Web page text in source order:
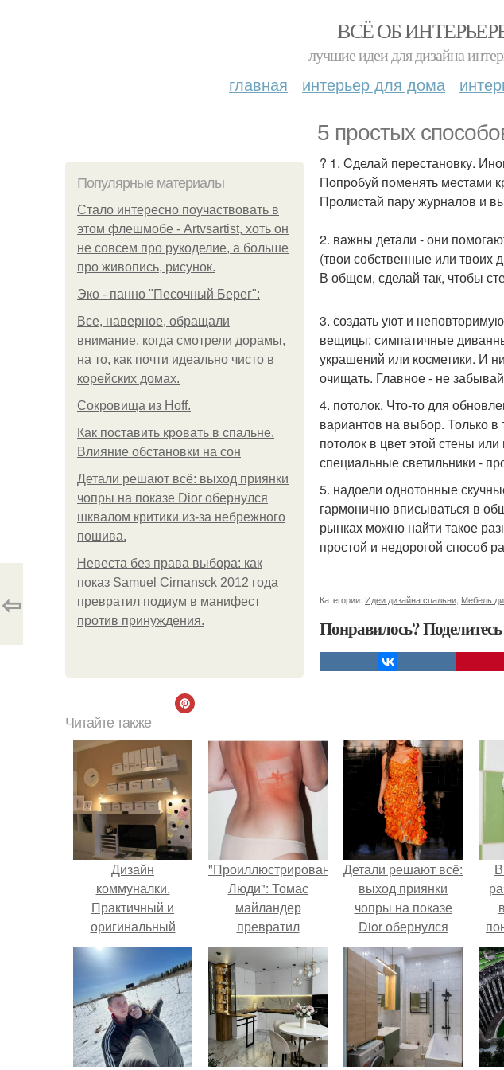
ВСЁ ОБ
лучшие идеи для дизайна
главная интерьер для дома
5 простых
Популярные материалы
Стало интересно поучаствовать в
этом флешмобе - Artvsartist, хоть он
не совсем про рукоделие, а больше
про живопись, рисунок.
Эко - панно "Песочный Берег":
Все, наверное, обращали
внимание, когда смотрели дорамы,
на то, как почти идеально чисто в
корейских домах.
Сокровища из Hoff.
Как поставить кровать в спальне.
Влияние обстановки на сон
Детали решают всё: выход приянки
чопры на показе Dior обернулся
шквалом критики из-за небрежного
пошива.
Невеста без права выбора: как
показ Samuel Cirnansck 2012 года
превратил подиум в манифест
против принуждения.
? 1. Cделай перестановку.
Попробуй поменять местами
Пролистай пару журналов и
2. важны детали - они
(твои собственные или твоих
В общем, сделай так, чтобы
3. создать уют и
вещицы: симпатичные
украшений или косметики. И
очищать. Главное - не
4. потолок. Что-то для
вариантов на выбор. Только в
потолок в цвет этой стены
специальные светильники -
5. надоели однотонные
гармонично вписываться в
рынках можно найти такое
простой и недорогой способ
Категории: Идеи дизайна спальни Мебель
Понравилось?
⇦
Читайте также
Дизайн
коммуналки.
Практичный и
оригинальный
дизайн комнаты в
КОММУНАЛКЕ.
"Проиллюстрированные
Люди": Томас
майландер
превратил
солнечные ожоги в
арт - объект.
Детали решают всё:
выход приянки
чопры на показе
Dior обернулся
шквалом критики
из-за небрежного
пошива.